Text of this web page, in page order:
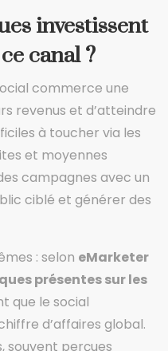
investissent
canal ?
commerce une
revenus et d’atteindre
à toucher via les
et moyennes
campagnes avec un
ciblé et générer des
: selon eMarketer
présentes sur les
que le social
d’affaires global.
souvent perçues